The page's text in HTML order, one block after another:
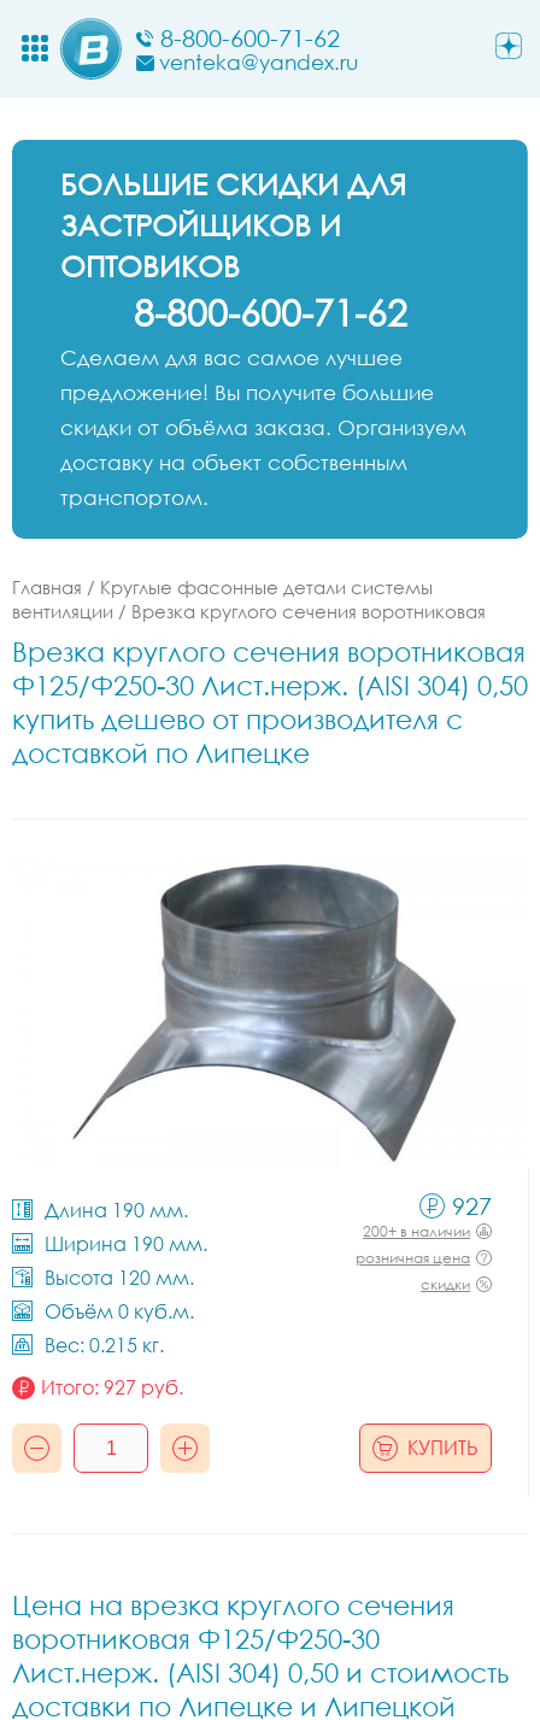
8-800-600-71-62
venteka@yandex.ru
БОЛЬШИЕ СКИДКИ ДЛЯ
ЗАСТРОЙЩИКОВ И
ОПТОВИКОВ
8-800-600-71-62
Сделаем для вас самое лучшее
предложение! Вы получите большие
скидки от объёма заказа. Организуем
доставку на объект собственным
транспортом.
Главная / Круглые фасонные детали системы
вентиляции / Врезка круглого сечения воротниковая
Врезка круглого сечения воротниковая
Ф125/Ф250-30 Лист.нерж. (AISI 304) 0,50
купить дешево от производителя с
доставкой по Липецке
Длина 190 мм.
Ширина 190 мм.
Высота 120 мм.
Объём 0 куб.м.
Вес: 0.215 кг.
927
200+ в наличии
розничная цена
скидки
Итого: 927 руб.
КУПИТЬ
Цена на врезка круглого сечения
воротниковая Ф125/Ф250-30
Лист.нерж. (AISI 304) 0,50 и стоимость
доставки по Липецке и Липецкой